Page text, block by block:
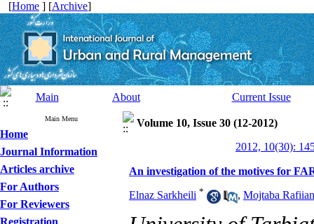
[Home ] [Archive]
Main About Current Issue
Main Menu
Home
Journal Information
Articles archive
For Authors
For Reviewers
Registration
Volume 10, Issue 30 (12-2012)
2012, 10(30):
An investigation of the motives for
Elnaz Sarkheili * , Mojtaba Rafiian